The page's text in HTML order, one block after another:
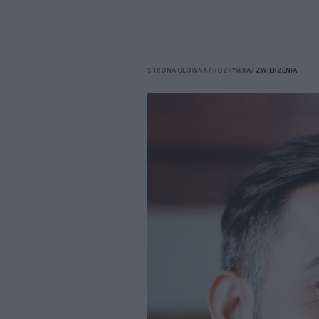
STRONA GŁÓWNA ROZRYWKA ZWIERZENIA